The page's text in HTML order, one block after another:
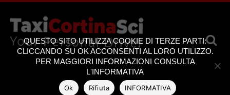
[google-translator]
QUESTO SITO UTILIZZA COOKIE DI TERZE PARTI:
CLICCANDO SU OK ACCONSENTI AL LORO UTILIZZO.
PER MAGGIORI INFORMAZIONI CONSULTA
L'INFORMATIVA
Ok Rifiuta INFORMATIVA